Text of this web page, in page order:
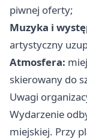
piwnej oferty;
Muzyka i
artystyczny
Atmosfera:
skierowany do
Uwagi
Wydarzenie
miejskiej. Przy